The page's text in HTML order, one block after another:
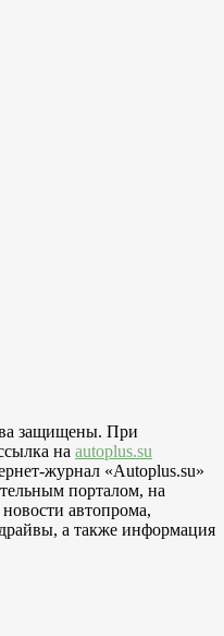
защищены. При
на autoplus.su
журнал «Autoplus.su»
порталом, на
автопрома,
а также информация